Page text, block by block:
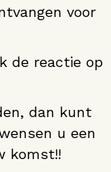
voor
de reactie op
dan kunt
u een
komst!!